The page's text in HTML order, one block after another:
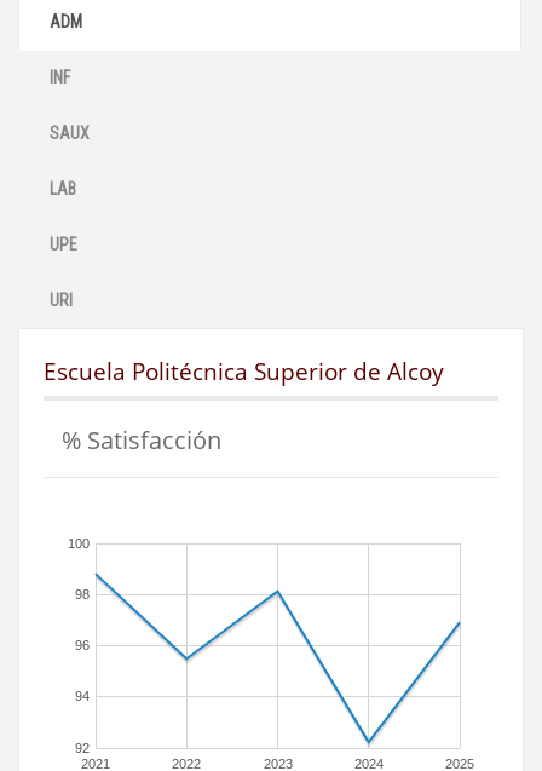
ADM
INF
SAUX
LAB
UPE
URI
Escuela Politécnica Superior de Alcoy
% Satisfacción
2021 2022 2023 2024 2025
92
94
96
98
100